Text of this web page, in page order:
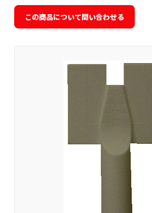
この商品について問い合わせる